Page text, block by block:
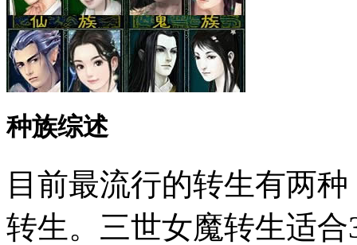
种族综述
目前最流行的转生有两
转生。三世女魔转生适